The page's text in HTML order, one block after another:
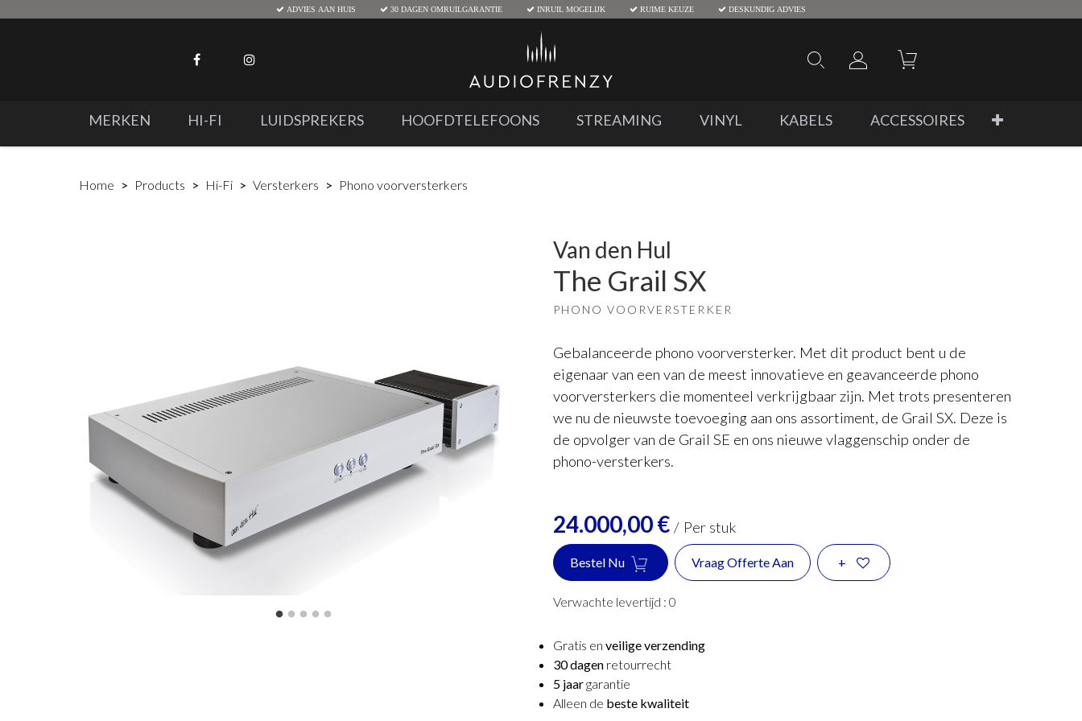
ADVIES AAN HUIS 30 DAGEN OMRUILGARANTIE INRUIL MOGELIJK RUIME KEUZE DESKUNDIG ADVIES
MERKEN HI-FI LUIDSPREKERS HOOFDTELEFOONS STREAMING VINYL KABELS ACCESSOIRES
Home Products Hi-Fi Versterkers Phono voorversterkers
Van den Hul
The Grail SX
PHONO VOORVERSTERKER
Gebalanceerde phono voorversterker. Met dit product bent u de
eigenaar van een van de meest innovatieve en geavanceerde phono
voorversterkers die momenteel verkrijgbaar zijn. Met trots presenteren
we nu de nieuwste toevoeging aan ons assortiment, de Grail SX. Deze is
de opvolger van de Grail SE en ons nieuwe vlaggenschip onder de
phono-versterkers.
24.000,00€ / Per stuk
Bestel Nu Vraag Offerte Aan +
Verwachte levertijd : 0
Gratis en veilige verzending
30 dagen retourrecht
5 jaargarantie
Alleen de beste kwaliteit